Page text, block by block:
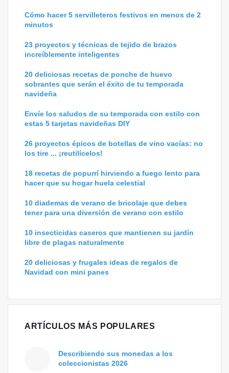
Cómo hacer 5 servilleteros festivos en menos de 2
minutos
23 proyectos y técnicas de tejido de brazos
increíblemente inteligentes
20 deliciosas recetas de ponche de huevo
sobrantes que serán el éxito de tu temporada
navideña
Envíe los saludos de su temporada con estilo con
estas 5 tarjetas navideñas DIY
26 proyectos épicos de botellas de vino vacías: no
los tire ... ¡reutilícelos!
18 recetas de popurrí hirviendo a fuego lento para
hacer que su hogar huela celestial
10 diademas de verano de bricolaje que debes
tener para una diversión de verano con estilo
10 insecticidas caseros que mantienen su jardín
libre de plagas naturalmente
20 deliciosas y frugales ideas de regalos de
Navidad con mini panes
ARTÍCULOS MÁS POPULARES
Describiendo sus monedas a los
coleccionistas 2026